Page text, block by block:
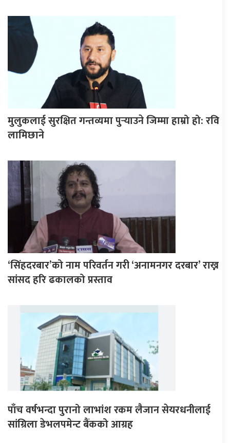
मुलुकलाई सुरक्षित गन्तव्यमा पुर्‍याउने जिम्मा हाम्रो हो: रवि
लामिछाने
‘सिंहदरबार’को नाम परिवर्तन गरी ‘अनामनगर दरबार’ राख्न
सांसद हरि ढकालको प्रस्ताव
पाँच वर्षभन्दा पुरानो लाभांश रकम लैजान सेयरधनीलाई
सांग्रिला डेभलपमेन्ट बैंकको आग्रह